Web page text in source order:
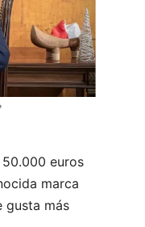
euros
marca
gusta más